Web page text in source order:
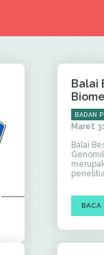
Balai
BADAN
Maret
Balai
BACA